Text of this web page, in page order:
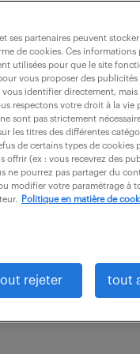
27 000 - 31 000 € /
(avant la
basé sur
ses partenaires peuvent
de cookies. Ces informations
utilisées pour que le site
vous proposer des publicités
vous identifier directement,
respectons votre droit à la vie
sont pas strictement
les titres des différentes
de certains types de cookies
offrir (ex : vous recevrez des
ne pourrez pas partager du
modifier votre paramétrage à
Politique en matière de
rejeter tout